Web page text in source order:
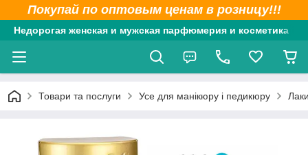
Покупай по оптовым ценам в розницу!!!
Недорогая женская и мужская парфюмерия и косметика
Товари та послуги Усе для манікюру і педикюру